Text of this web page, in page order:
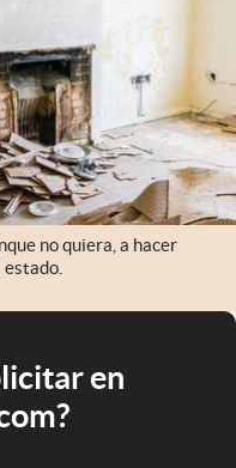
no quiera, a hacer
en